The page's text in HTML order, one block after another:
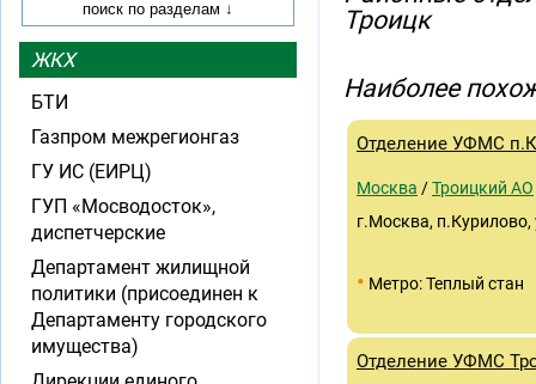
Троицк
Наиболее
Отделение УФМС
Москва /Троицкий АО
г.Москва,
• Метро: Теплый стан
Отделение УФМС
ЖКХ
БТИ
Газпром межрегионгаз
ГУ ИС (ЕИРЦ)
ГУП «Мосводосток»,
диспетчерские
Департамент жилищной
политики (присоединен к
Департаменту городского
имущества)